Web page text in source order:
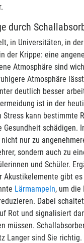
durch
in Universitäten, in
der Krippe: eine
Atmosphäre sind
Atmosphäre
deutlich besser
ist in der
Stress kann bestimmte
Gesundheit schädigen.
nur zu
sondern auch zu
und Schüler.
Akustikelemente gibt
Lärmampeln, um die
Dabei
Rot und signalisiert
müssen.
Langer sind Sie richtig.